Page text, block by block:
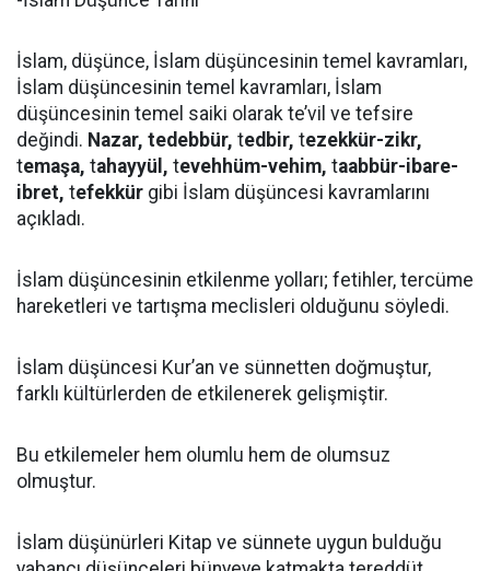
İslam, düşünce, İslam düşüncesinin temel kavramları,
İslam düşüncesinin temel kavramları, İslam
düşüncesinin temel saiki olarak te’vil ve tefsire
değindi. Nazar, tedebbür, tedbir, tezekkür-zikr,
temaşa, tahayyül, tevehhüm-vehim, taabbür-ibare-
ibret, tefekkür gibi İslam düşüncesi kavramlarını
açıkladı.
İslam düşüncesinin etkilenme yolları; fetihler, tercüme
hareketleri ve tartışma meclisleri olduğunu söyledi.
İslam düşüncesi Kur’an ve sünnetten doğmuştur,
farklı kültürlerden de etkilenerek gelişmiştir.
Bu etkilemeler hem olumlu hem de olumsuz
olmuştur.
İslam düşünürleri Kitap ve sünnete uygun bulduğu